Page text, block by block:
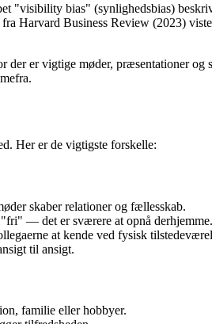
"visibility bias" (synlighedsbias)
Harvard Business Review (2023)
der er vigtige møder, præsentationer
Her er de vigtigste forskelle:
skaber relationer og fællesskab.
— det er sværere at opnå derhjemme.
at kende ved fysisk
til ansigt.
familie eller hobbyer.